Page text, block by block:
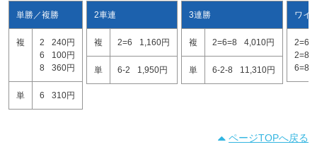
単勝／複勝
複 2
240円
6
100円
8
360円
単 6 310円
2車連
複 2=6 1,160円
単 6-2 1,950円
3連勝
複 2=6=8 4,010円
単 6-2-8 11,310円
ワイ
2=6
2=8
6=8
ページTOPへ戻る